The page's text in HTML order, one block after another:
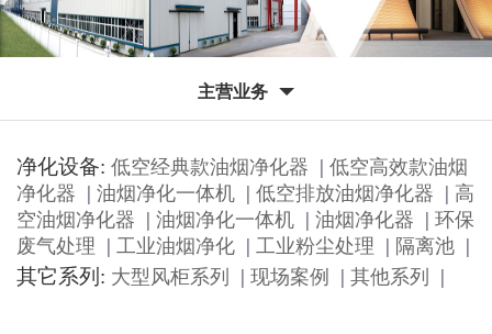
主营业务
净化设备: 低空经典款油烟净化器 | 低空高效款油烟
净化器 | 油烟净化一体机 | 低空排放油烟净化器 | 高
空油烟净化器 | 油烟净化一体机 | 油烟净化器 | 环保
废气处理 | 工业油烟净化 | 工业粉尘处理 | 隔离池 |
其它系列: 大型风柜系列 | 现场案例 | 其他系列 |